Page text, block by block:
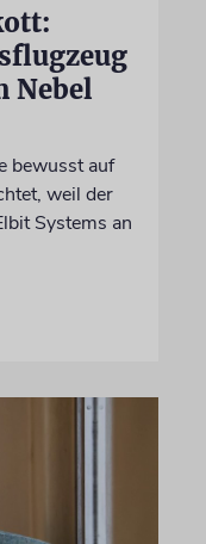
Nebel
bewusst auf
weil der
Systems an